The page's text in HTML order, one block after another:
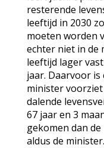
resterende
leeftijd in 2030
moeten worden
echter niet in de
leeftijd lager
jaar. Daarvoor
minister
dalende
67 jaar en 3
gekomen dan
aldus de minister.